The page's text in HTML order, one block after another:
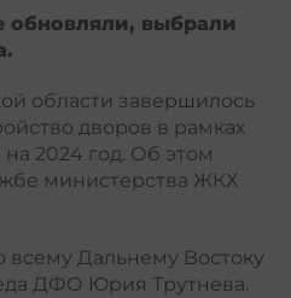
обновляли, выбрали
области завершилось
дворов в рамках
на 2024 год. Об этом
министерства ЖКХ
всему Дальнему Востоку
ДФО Юрия Трутнева.